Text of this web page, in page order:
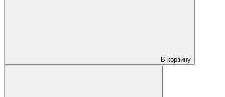
В корзину